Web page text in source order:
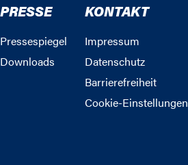
PRESSE
Pressespiegel
Downloads
KONTAKT
Impressum
Datenschutz
Barrierefreiheit
Cookie-Einstellungen